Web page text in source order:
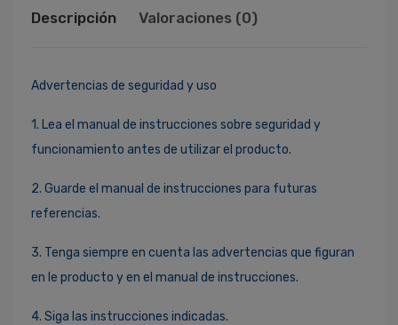
Descripción Valoraciones (0)
Advertencias de seguridad y uso
1. Lea el manual de instrucciones sobre seguridad y
funcionamiento antes de utilizar el producto.
2. Guarde el manual de instrucciones para futuras
referencias.
3. Tenga siempre en cuenta las advertencias que figuran
en le producto y en el manual de instrucciones.
4. Siga las instrucciones indicadas.